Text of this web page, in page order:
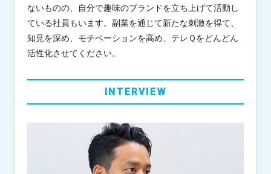
ないものの、自分で趣味のブランドを立ち上げて活動し
ている社員もいます。副業を通じて新たな刺激を得て、
知見を深め、モチベーションを高め、テレＱをどんどん
活性化させてください。
INTERVIEW